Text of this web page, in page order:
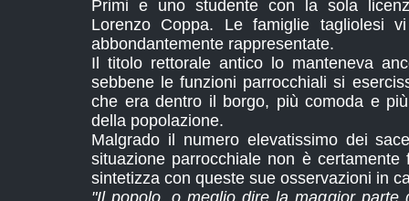
Primi e uno studente con la sola
Lorenzo Coppa. Le famiglie tagliolesi
abbondantemente rappresentate.
Il titolo rettorale antico lo manteneva
sebbene le funzioni parrocchiali si
che era dentro il borgo, più comoda e
della popolazione.
Malgrado il numero elevatissimo dei
situazione parrocchiale non è
sintetizza con queste sue osservazioni in